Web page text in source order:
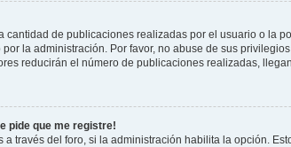
de publicaciones realizadas por el usuario o la
la administración. Por favor, no abuse de sus
reducirán el número de publicaciones realizadas,
pide que me registre!
través del foro, si la administración habilita la opción.